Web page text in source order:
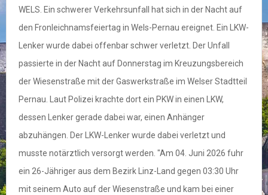
WELS. Ein schwerer Verkehrsunfall hat sich in der Nacht auf
den Fronleichnamsfeiertag in Wels-Pernau ereignet. Ein LKW-
Lenker wurde dabei offenbar schwer verletzt. Der Unfall
passierte in der Nacht auf Donnerstag im Kreuzungsbereich
der Wiesenstraße mit der Gaswerkstraße im Welser Stadtteil
Pernau. Laut Polizei krachte dort ein PKW in einen LKW,
dessen Lenker gerade dabei war, einen Anhänger
abzuhängen. Der LKW-Lenker wurde dabei verletzt und
musste notärztlich versorgt werden. "Am 04. Juni 2026 fuhr
ein 26-Jähriger aus dem Bezirk Linz-Land gegen 03:30 Uhr
mit seinem Auto auf der Wiesenstraße und kam bei einer